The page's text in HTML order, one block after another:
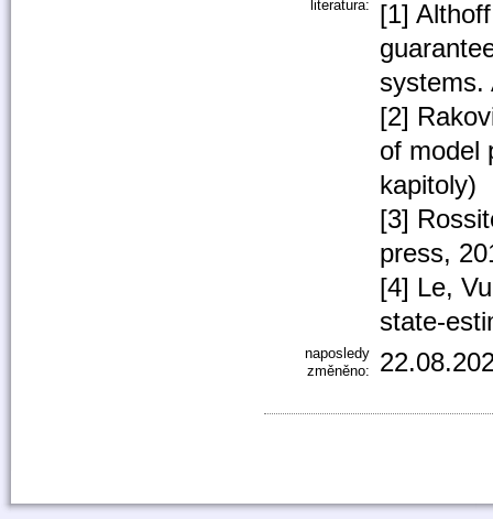
literatura:
[1]
systems.
[2]
of model
kapitoly)
[3]
press,
[4] Le,
state-
naposledy
změněno: